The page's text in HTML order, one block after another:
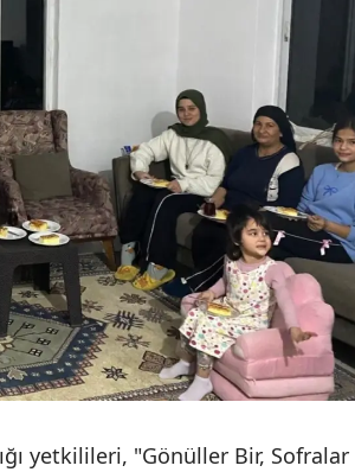
yetkilileri, "Gönüller Bir, Sofralar